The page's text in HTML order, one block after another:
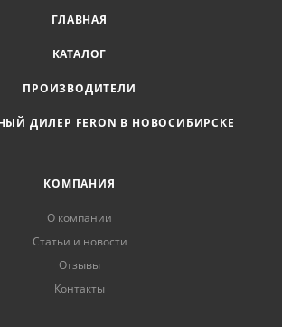
ГЛАВНАЯ
КАТАЛОГ
ПРОИЗВОДИТЕЛИ
ДИЛЕР FERON В НОВОСИБИРСКЕ
КОМПАНИЯ
О компании
Статьи и новости
Отзывы
Контакты